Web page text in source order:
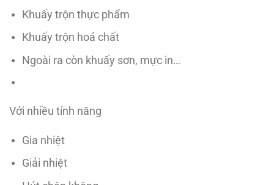
Khuấy trộn thực phẩm
Khuấy trộn hoá chất
Ngoài ra còn khuấy sơn, mực in…
Với nhiều tính năng
Gia nhiệt
Giải nhiệt